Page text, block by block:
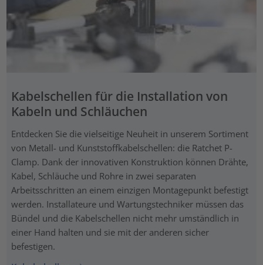
Kabelschellen für die Installation von
Kabeln und Schläuchen
Entdecken Sie die vielseitige Neuheit in unserem Sortiment
von Metall- und Kunststoffkabelschellen: die Ratchet P-
Clamp. Dank der innovativen Konstruktion können Drähte,
Kabel, Schläuche und Rohre in zwei separaten
Arbeitsschritten an einem einzigen Montagepunkt befestigt
werden. Installateure und Wartungstechniker müssen das
Bündel und die Kabelschellen nicht mehr umständlich in
einer Hand halten und sie mit der anderen sicher
befestigen.